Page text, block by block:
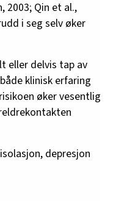
2003; Qin et al.,
i seg selv øker
eller delvis tap av
klinisk erfaring
øker vesentlig
depresjon